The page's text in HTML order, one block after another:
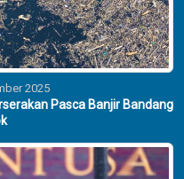
2025
Pasca Banjir Bandang